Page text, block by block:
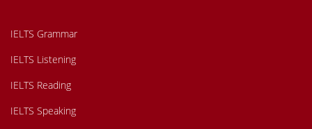
IELTS Grammar
IELTS Listening
IELTS Reading
IELTS Speaking